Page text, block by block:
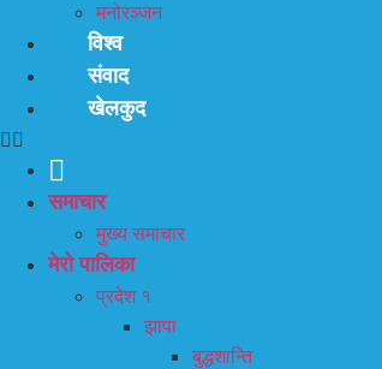
मनोरञ्जन
विश्व
संवाद
खेलकुद
समाचार
मुख्य समाचार
मेरो पालिका
प्रदेश १
झापा
बुद्धशान्ति